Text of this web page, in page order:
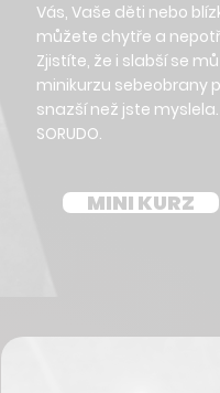
Vás, Vaše děti nebo
můžete chytře a
Zjistíte, že i slabší se
minikurzu sebeobrany
snazší než jste
SORUDO.
MINI KURZ